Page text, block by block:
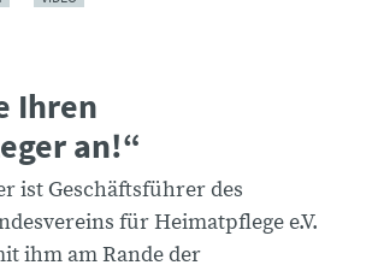
Ihren
an!“
ist Geschäftsführer des
für Heimatpflege e.V.
ihm am Rande der